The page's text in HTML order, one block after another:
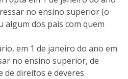
no ensino superior (o
dos pais com quem
em 1 de janeiro do ano em
no ensino superior, de
de direitos e deveres